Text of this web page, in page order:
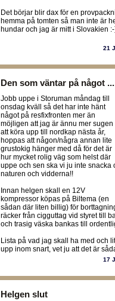
Det börjar blir dax för en
hemma på tomten så man inte är
hundar och jag är mitt i Slovakien
21
Den som väntar på något
Jobb uppe i Storuman måndag till
onsdag kväll så det har inte hänt
något på resfixfronten mer än
möjligen att jag är ännu mer sugen
att köra upp till nordkap nästa år,
hoppas att någon/några annan lite
grustokig hänger med då för det är
hur mycket rolig väg som helst där
uppe och sen ska vi ju inte snacka
naturen och vidderna!!
Innan helgen skall en 12V
kompressor köpas på Biltema (en
sådan där liten billig) för
räcker från cigguttag vid styret till
och trasig väska bankas till
Lista på vad jag skall ha med och
upp inom snart, vet ju att det är
17
Helgen slut